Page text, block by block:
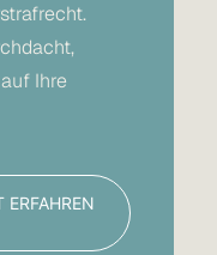
Ihre
ERFAHREN